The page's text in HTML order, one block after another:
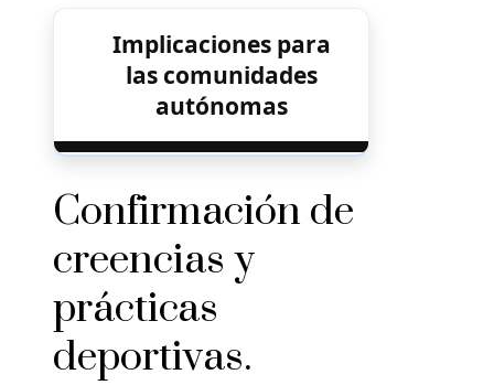
Implicaciones para
las comunidades
autónomas
Confirmación de
creencias y
prácticas
deportivas.